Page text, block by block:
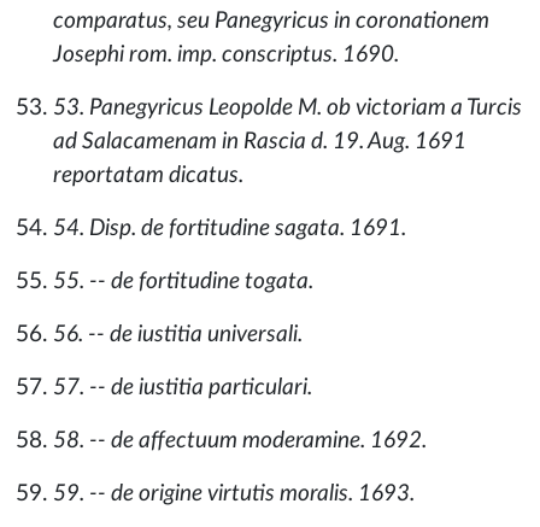
comparatus, seu Panegyricus in coronationem
Josephi rom. imp. conscriptus. 1690.
53. Panegyricus Leopolde M. ob victoriam a Turcis
ad Salacamenam in Rascia d. 19. Aug. 1691
reportatam dicatus.
54. Disp. de fortitudine sagata. 1691.
55. -- de fortitudine togata.
56. -- de iustitia universali.
57. -- de iustitia particulari.
58. -- de affectuum moderamine. 1692.
59. -- de origine virtutis moralis. 1693.